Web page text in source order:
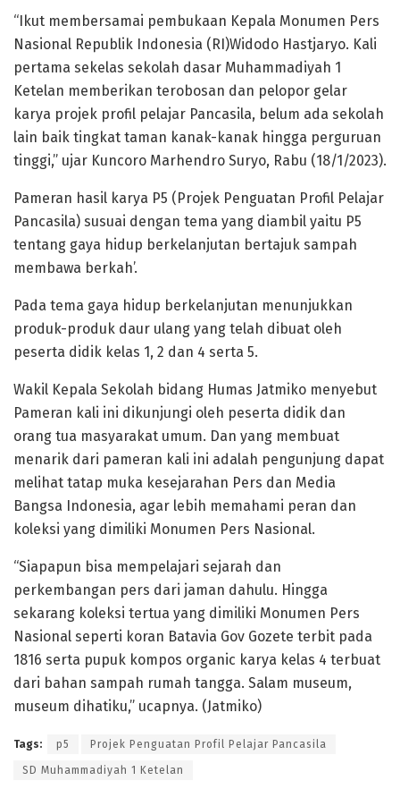
“Ikut membersamai pembukaan Kepala Monumen Pers
Nasional Republik Indonesia (RI)Widodo Hastjaryo. Kali
pertama sekelas sekolah dasar Muhammadiyah 1
Ketelan memberikan terobosan dan pelopor gelar
karya projek profil pelajar Pancasila, belum ada sekolah
lain baik tingkat taman kanak-kanak hingga perguruan
tinggi,” ujar Kuncoro Marhendro Suryo, Rabu (18/1/2023).
Pameran hasil karya P5 (Projek Penguatan Profil Pelajar
Pancasila) susuai dengan tema yang diambil yaitu P5
tentang gaya hidup berkelanjutan bertajuk sampah
membawa berkah’.
Pada tema gaya hidup berkelanjutan menunjukkan
produk-produk daur ulang yang telah dibuat oleh
peserta didik kelas 1, 2 dan 4 serta 5.
Wakil Kepala Sekolah bidang Humas Jatmiko menyebut
Pameran kali ini dikunjungi oleh peserta didik dan
orang tua masyarakat umum. Dan yang membuat
menarik dari pameran kali ini adalah pengunjung dapat
melihat tatap muka kesejarahan Pers dan Media
Bangsa Indonesia, agar lebih memahami peran dan
koleksi yang dimiliki Monumen Pers Nasional.
“Siapapun bisa mempelajari sejarah dan
perkembangan pers dari jaman dahulu. Hingga
sekarang koleksi tertua yang dimiliki Monumen Pers
Nasional seperti koran Batavia Gov Gozete terbit pada
1816 serta pupuk kompos organic karya kelas 4 terbuat
dari bahan sampah rumah tangga. Salam museum,
museum dihatiku,” ucapnya. (Jatmiko)
Tags: p5 Projek Penguatan Profil Pelajar Pancasila
SD Muhammadiyah 1 Ketelan